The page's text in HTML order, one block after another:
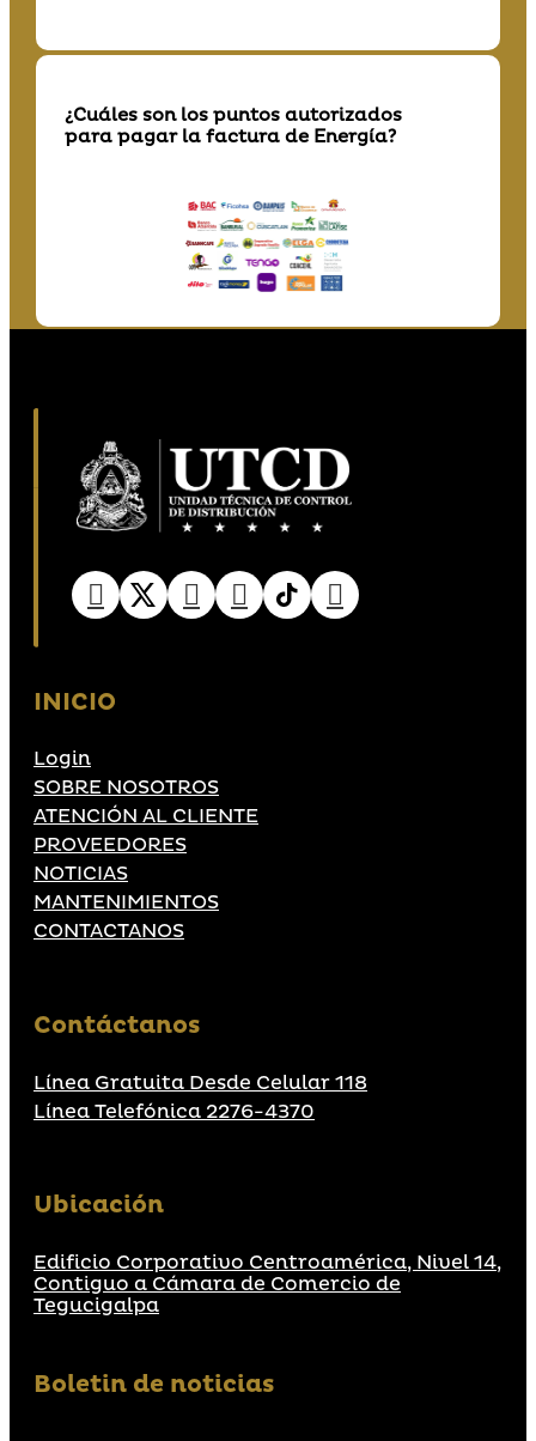
¿Cuáles son los puntos autorizados
para pagar la factura de Energía?
INICIO
Login
SOBRE NOSOTROS
ATENCIÓN AL CLIENTE
PROVEEDORES
NOTICIAS
MANTENIMIENTOS
CONTACTANOS
Contáctanos
Línea Gratuita Desde Celular 118
Línea Telefónica 2276-4370
Ubicación
Edificio Corporativo Centroamérica, Nivel 14,
Contiguo a Cámara de Comercio de
Tegucigalpa
Boletin de noticias